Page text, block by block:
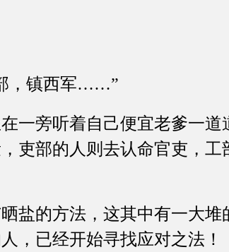
，镇西军……”
旁听着自己便宜老爹一道
吏部的人则去认命官吏，工
的方法，这其中有一大堆
，已经开始寻找应对之法！